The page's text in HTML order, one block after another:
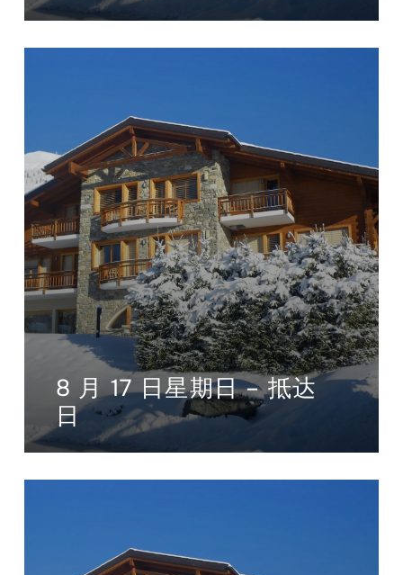
8 月 17 日星期日 – 抵达
日